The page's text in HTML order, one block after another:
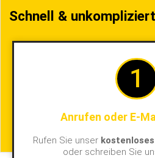
Schnell &
1
Anrufen oder E-
Rufen Sie unser
oder schreiben Sie